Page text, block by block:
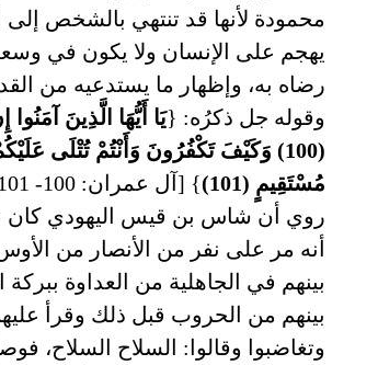
محمودة لأنها قد تنتهي بالشخص
يهجم على الإنسان ولا يكون في
رضاه به، وإظهار ما يستدعيه من
وقوله جل ذكرُه: {يَا أَيُّهَا الَّذِينَ
(100) وَكَيْفَ تَكْفُرُونَ وَأَنْتُمْ تُتْلَى
مُسْتَقِيمٍ (101)
} [آل عمران: 100- 101].
روي أن شاس بن قيس اليهودي كان
أنه مر على نفر من الأنصار من
بينهم في الجاهلية من العداوة
بينهم من الحروب قبل ذلك وقرأ
وتغاضبوا وقالوا: السلاح السلاح،